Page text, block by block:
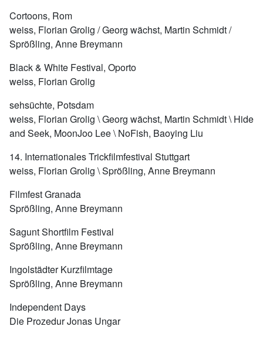
Cortoons, Rom
weiss, Florian Grolig / Georg wächst, Martin Schmidt /
Sprößling, Anne Breymann
Black & White Festival, Oporto
weiss, Florian Grolig
sehsüchte, Potsdam
weiss, Florian Grolig \ Georg wächst, Martin Schmidt \ Hide
and Seek, MoonJoo Lee \ NoFish, Baoying Liu
14. Internationales Trickfilmfestival Stuttgart
weiss, Florian Grolig \ Sprößling, Anne Breymann
Filmfest Granada
Sprößling, Anne Breymann
Sagunt Shortfilm Festival
Sprößling, Anne Breymann
Ingolstädter Kurzfilmtage
Sprößling, Anne Breymann
Independent Days
Die Prozedur Jonas Ungar